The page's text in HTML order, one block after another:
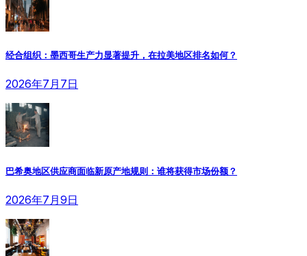
经合组织：墨西哥生产力显著提升，在拉美地区排名如何？
2026年7月7日
巴希奥地区供应商面临新原产地规则：谁将获得市场份额？
2026年7月9日